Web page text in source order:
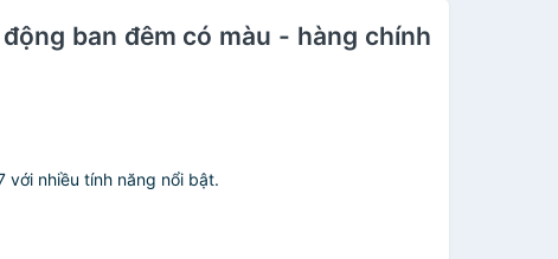
ban đêm có màu - hàng chính
với nhiều tính năng nổi bật.